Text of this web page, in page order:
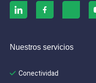
Nuestros servicios
Conectividad